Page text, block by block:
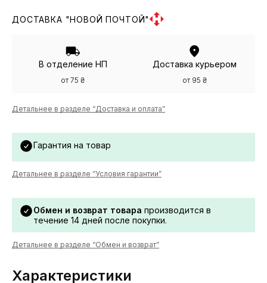
ДОСТАВКА "НОВОЙ ПОЧТОЙ"
В отделение НП
от 75 ₴
Доставка курьером
от 95 ₴
Детальнее в разделе “Доставка и оплата”
Гарантия на товар
Детальнее в разделе “Условия гарантии”
Обмен и возврат товара производится в
течение 14 дней после покупки.
Детальнее в разделе “Обмен и возврат”
Характеристики